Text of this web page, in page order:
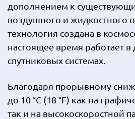
дополнением к
воздушного и жидкостного
технология создана в
настоящее время работает
спутниковых системах.
Благодаря прорывному
до 10 °C (18 °F) как на
так и на высокоскоростной